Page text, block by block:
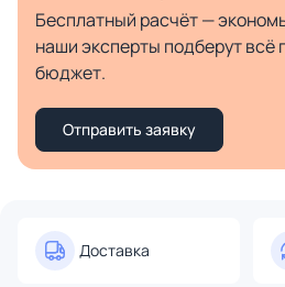
Бесплатный расчёт —
наши эксперты подберут всё
бюджет.
Отправить заявку
Доставка